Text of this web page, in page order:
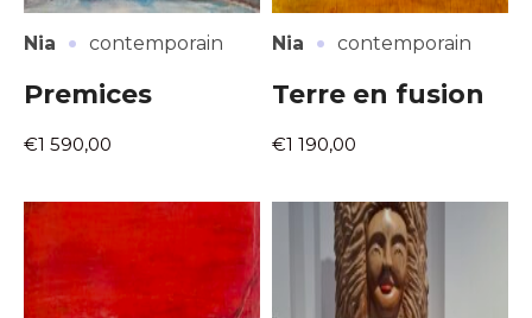
Nia · contemporain
Premices
€1 590,00
Nia · contemporain
Terre en fusion
€1 190,00